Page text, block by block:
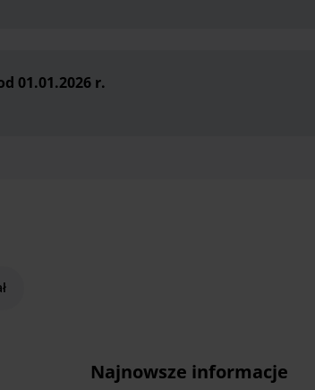
01.01.2026 r.
Najnowsze informacje